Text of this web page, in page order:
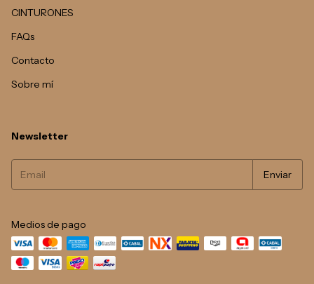
CINTURONES
FAQs
Contacto
Sobre mí
Newsletter
Medios de pago